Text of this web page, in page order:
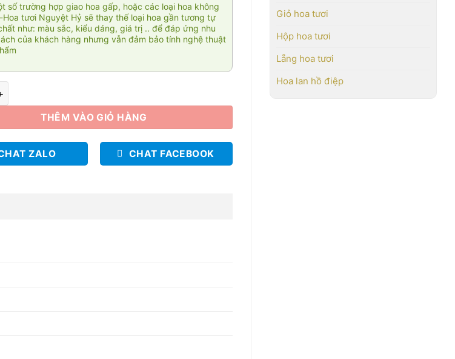
Giỏ hoa tươi
Hộp hoa tươi
Lẵng hoa tươi
Hoa lan hồ điệp
số trường hợp giao hoa gấp, hoặc các loại hoa không
Hoa tươi Nguyệt Hỷ sẽ thay thế loại hoa gần tương tự
như: màu sắc, kiểu dáng, giá trị .. để đáp ứng nhu
của khách hàng nhưng vẫn đảm bảo tính nghệ thuật
hỷ 001 số lượng
THÊM VÀO GIỎ HÀNG
ZALO CHAT FACEBOOK